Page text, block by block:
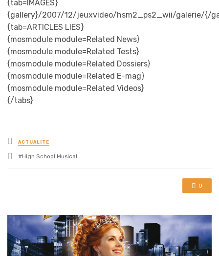
{tab=IMAGES}
{gallery}/2007/12/jeuxvideo/hsm2_ps2_wii/galerie/{/
{tab=ARTICLES LIES}
{mosmodule module=Related News}
{mosmodule module=Related Tests}
{mosmodule module=Related Dossiers}
{mosmodule module=Related E-mag}
{mosmodule module=Related Videos}
{/tabs}
Posted
in
ACTUALITÉ
Tagged
High School Musical
0